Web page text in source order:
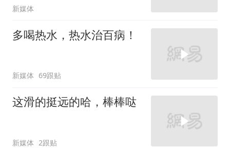
新媒体
多喝热水，热水治百病！
新媒体 69跟贴
这滑的挺远的哈，棒棒哒
新媒体 2跟贴